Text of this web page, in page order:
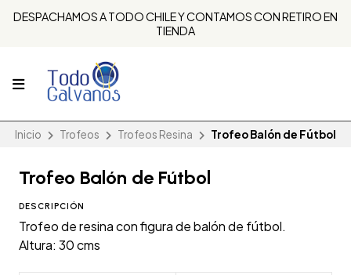
DESPACHAMOS A TODO CHILE Y CONTAMOS CON RETIRO EN
TIENDA
Inicio Trofeos Trofeos Resina Trofeo Balón de Fútbol
Trofeo Balón de Fútbol
DESCRIPCIÓN
Trofeo de resina con figura de balón de fútbol.
Altura: 30 cms